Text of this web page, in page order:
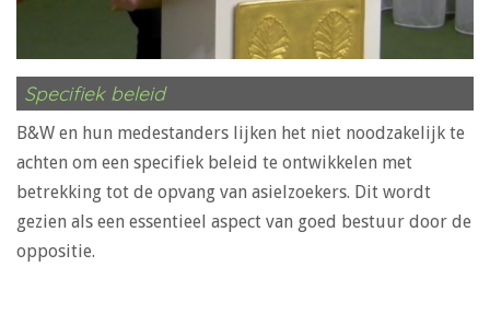
Specifiek beleid
B&W en hun medestanders lijken het niet noodzakelijk te
achten om een specifiek beleid te ontwikkelen met
betrekking tot de opvang van asielzoekers. Dit wordt
gezien als een essentieel aspect van goed bestuur door de
oppositie.